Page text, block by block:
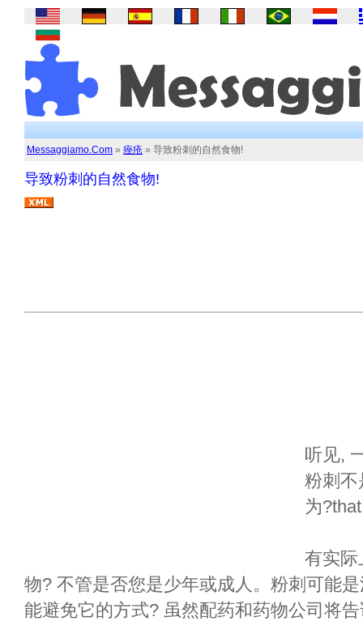
Messaggiamo.Com » 痤疮 » 导致粉刺的自然食物!
导致粉刺的自然食物!
听见,
粉刺不
为
有实际
物? 不管是否您是少年或成人。粉刺可能
能避免它的方式? 虽然配药和药物公司将